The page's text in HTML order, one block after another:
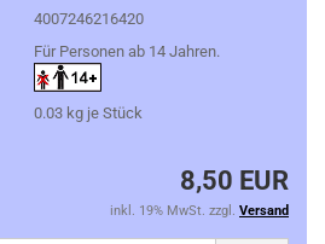
4007246216420
Für Personen ab 14 Jahren.
0.03kg je Stück
8,50 EUR
inkl. 19% MwSt. zzgl. Versand